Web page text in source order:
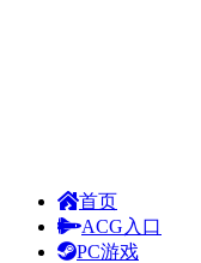
首页
ACG入口
PC游戏